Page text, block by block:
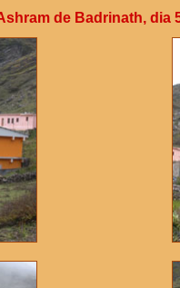
de Badrinath, dia